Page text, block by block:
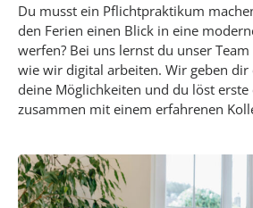
Du musst ein Pflichtpraktikum
den Ferien einen Blick in eine
werfen? Bei uns lernst du unser
wie wir digital arbeiten. Wir geben
deine Möglichkeiten und du löst erste
zusammen mit einem erfahrenen